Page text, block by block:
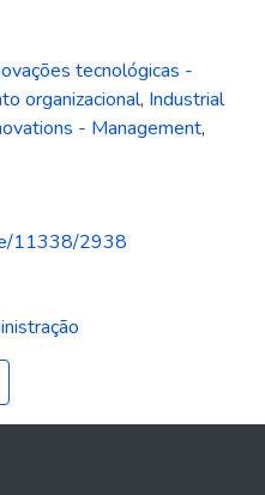
tecnológicas -
organizacional, Industrial
- Management,
11338/2938